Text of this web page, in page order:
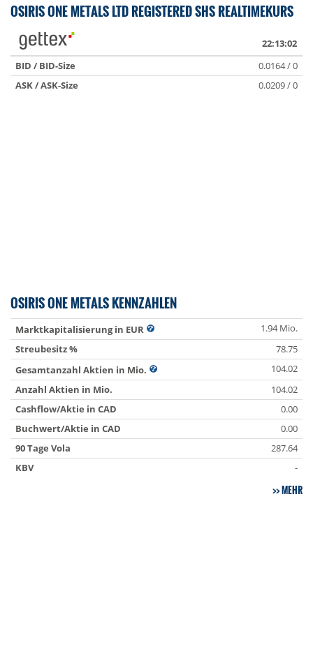
OSIRIS ONE METALS LTD REGISTERED SHS REALTIMEKURS
22:13:02
BID / BID-Size
0.0164 / 0
ASK / ASK-Size
0.0209 / 0
OSIRIS ONE METALS KENNZAHLEN
Marktkapitalisierung in EUR
1.94 Mio.
Streubesitz %
78.75
Gesamtanzahl Aktien in Mio.
104.02
Anzahl Aktien in Mio.
104.02
Cashflow/Aktie in CAD
0.00
Buchwert/Aktie in CAD
0.00
90 Tage Vola
287.64
KBV
-
MEHR